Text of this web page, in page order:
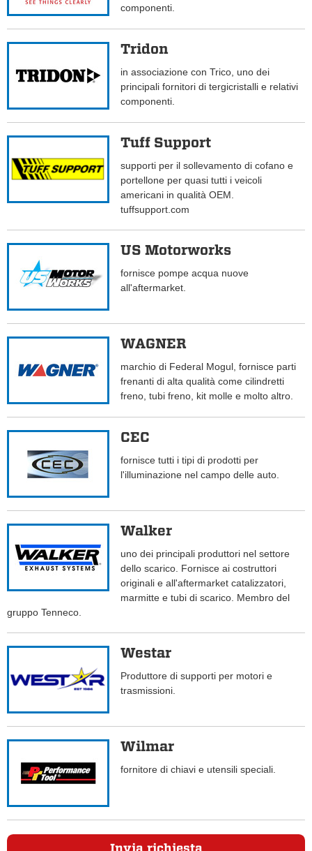
componenti.
Tridon
in associazione con Trico, uno dei
principali fornitori di tergicristalli e relativi
componenti.
Tuff Support
supporti per il sollevamento di cofano e
portellone per quasi tutti i veicoli
americani in qualità OEM.
tuffsupport.com
US Motorworks
fornisce pompe acqua nuove
all'aftermarket.
WAGNER
marchio di Federal Mogul, fornisce parti
frenanti di alta qualità come cilindretti
freno, tubi freno, kit molle e molto altro.
CEC
fornisce tutti i tipi di prodotti per
l'illuminazione nel campo delle auto.
Walker
uno dei principali produttori nel settore
dello scarico. Fornisce ai costruttori
originali e all'aftermarket catalizzatori,
marmitte e tubi di scarico. Membro del
gruppo Tenneco.
Westar
Produttore di supporti per motori e
trasmissioni.
Wilmar
fornitore di chiavi e utensili speciali.
Invia richiesta